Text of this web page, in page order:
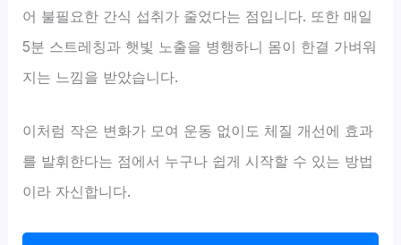
어 불필요한 간식 섭취가 줄었다는 점입니다. 또한 매일
5분 스트레칭과 햇빛 노출을 병행하니 몸이 한결 가벼워
지는 느낌을 받았습니다.
이처럼 작은 변화가 모여 운동 없이도 체질 개선에 효과
를 발휘한다는 점에서 누구나 쉽게 시작할 수 있는 방법
이라 자신합니다.